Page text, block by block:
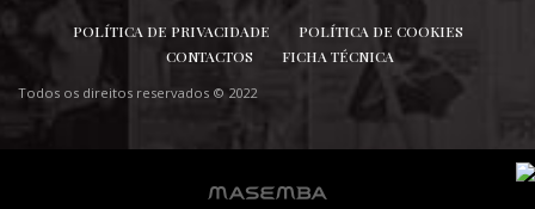
POLÍTICA DE PRIVACIDADE
POLÍTICA DE COOKIES
CONTACTOS
FICHA TÉCNICA
Todos os direitos reservados © 2022